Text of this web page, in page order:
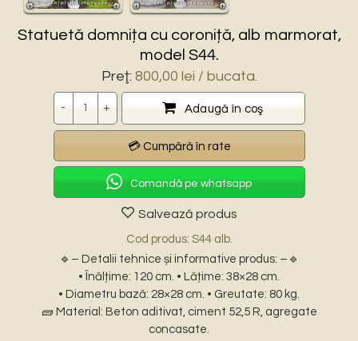
Statuetă domnița cu coroniță, alb marmorat,
model S44.
Preţ: 800,00 lei / bucata.
Adaugă în coş
Comandă pe whatsapp
Salvează produs
Cod produs: S44 alb.
🔹– Detalii tehnice și informative produs: –🔹
• Înălțime: 120 cm. • Lățime: 38×28 cm.
• Diametru bază: 28×28 cm. • Greutate: 80 kg.
🧱 Material: Beton aditivat, ciment 52,5 R, agregate
concasate.